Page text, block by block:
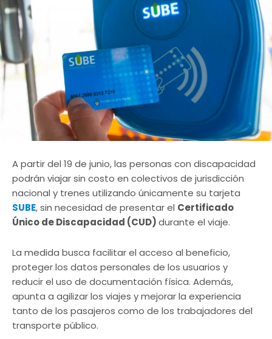
A partir del 19 de junio, las personas con discapacidad
podrán viajar sin costo en colectivos de jurisdicción
nacional y trenes utilizando únicamente su tarjeta
SUBE, sin necesidad de presentar el Certificado
Único de Discapacidad (CUD)durante el viaje.
La medida busca facilitar el acceso al beneficio,
proteger los datos personales de los usuarios y
reducir el uso de documentación física. Además,
apunta a agilizar los viajes y mejorar la experiencia
tanto de los pasajeros como de los trabajadores del
transporte público.